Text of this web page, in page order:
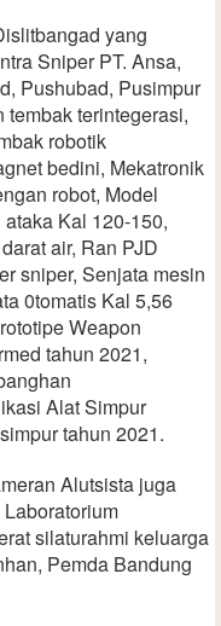
yang
Sniper PT. Ansa,
Pushubad, Pusimpur
tembak terintegerasi,
robotik
bedini, Mekatronik
robot, Model
Kal 120-150,
air, Ran PJD
sniper, Senjata mesin
0tomatis Kal 5,56
Weapon
tahun 2021,
Alat Simpur
tahun 2021.
Alutsista juga
silaturahmi keluarga
Pemda Bandung